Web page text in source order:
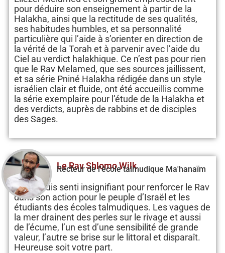
pour déduire son enseignement à partir de la
Halakha, ainsi que la rectitude de ses qualités,
ses habitudes humbles, et sa personnalité
particulière qui l’aide à s’orienter en direction de
la vérité de la Torah et à parvenir avec l’aide du
Ciel au verdict halakhique. Ce n’est pas pour rien
que le Rav Melamed, que ses sources jaillissent,
et sa série Pniné Halakha rédigée dans un style
israélien clair et fluide, ont été accueillis comme
la série exemplaire pour l’étude de la Halakha et
des verdicts, auprès de rabbins et de disciples
des Sages.
Le Rav Shlomo Wilk
Recteur de l'école talmudique Ma'hanaïm
Je me suis senti insignifiant pour renforcer le Rav
dans son action pour le peuple d’Israël et les
étudiants des écoles talmudiques. Les vagues de
la mer drainent des perles sur le rivage et aussi
de l’écume, l’un est d’une sensibilité de grande
valeur, l’autre se brise sur le littoral et disparaît.
Heureuse soit votre part.